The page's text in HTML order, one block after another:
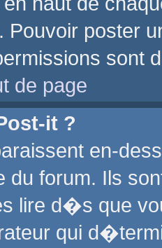
poster
sont
de page
it ?
en-
forum. Ils
lire d�s que
qui